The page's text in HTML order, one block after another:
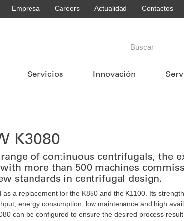
Empresa Careers Actualidad Contactos
Servicios Innovación
K3080
of continuous centrifugals, the
more than 500 machines
standards in centrifugal design.
a replacement for the K850 and the K1100. Its
energy consumption, low maintenance and high
can be configured to ensure the desired process